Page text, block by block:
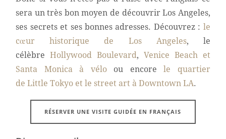
sera un très bon moyen de découvrir Los Angeles,
ses secrets et ses bonnes adresses. Découvrez : le
cœur historique de Los Angeles, le
célèbreHollywood Boulevard, Venice Beach et
Santa Monica à véloou encorele quartier
de Little Tokyo et le street art à Downtown LA.
RÉSERVER UNE VISITE GUIDÉE EN FRANÇAIS